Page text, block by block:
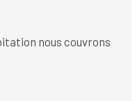
nous couvrons